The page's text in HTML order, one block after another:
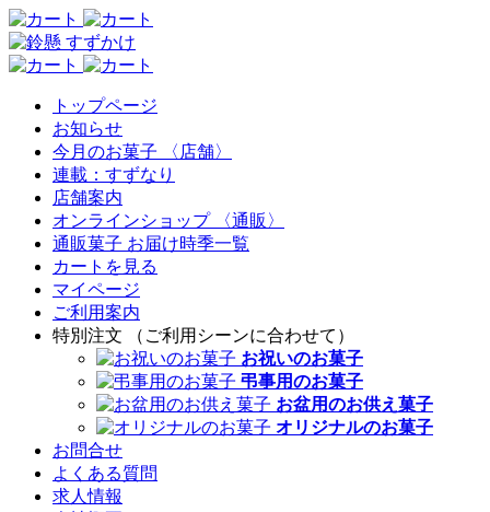
トップページ
お知らせ
今月のお菓子 〈店舗〉
連載：すずなり
店舗案内
オンラインショップ 〈通販〉
通販菓子 お届け時季一覧
カートを見る
マイページ
ご利用案内
特別注文 （ご利用シーンに合わせて）
お祝いのお菓子
弔事用のお菓子
お盆用のお供え菓子
オリジナルのお菓子
お問合せ
よくある質問
求人情報